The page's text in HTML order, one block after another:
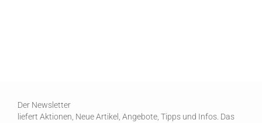
Der Newsletter
liefert Aktionen, Neue Artikel, Angebote, Tipps und Infos. Das